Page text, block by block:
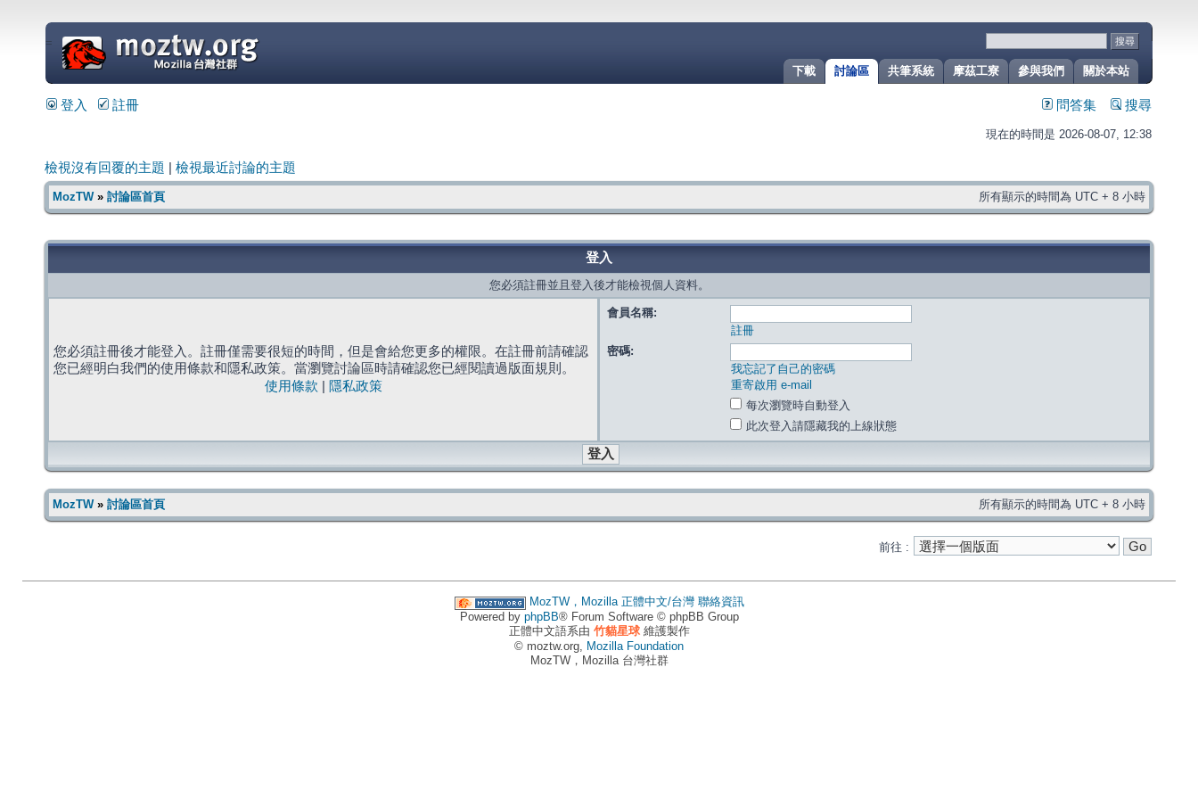
關於本站
參與我們
摩茲工寮
共筆系統
討論區
下載
=
登入 註冊 問答集 搜尋
現在的時間是 2026-08-07, 12:38
檢視沒有回覆的主題 檢視最近討論的主題
MozTW» 討論區首頁 所有顯示的時間為 UTC + 8 小時
登入
您必須註冊並且登入後才能檢視個人資料。
您必須註冊後才能登入。註冊僅需要很短的時間，但是會給您更多的權限。在註冊前請確認
您已經明白我們的使用條款和隱私政策。當瀏覽討論區時請確認您已經閱讀過版面規則。
使用條款
隱私政策
會員名稱:
註冊
密碼:
我忘記了自己的密碼
重寄啟用 e-mail
每次瀏覽時自動登入
此次登入請隱藏我的上線狀態
MozTW» 討論區首頁 所有顯示的時間為 UTC + 8 小時
前往 :
MozTW，Mozilla 正體中文/台灣 聯絡資訊
Powered by phpBB® Forum Software © phpBB Group
正體中文語系由 竹貓星球維護製作
© moztw.org, Mozilla Foundation
MozTW，Mozilla 台灣社群